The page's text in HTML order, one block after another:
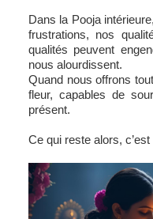
Dans la Pooja
frustrations, nos
qualités peuvent
nous alourdissent.
Quand nous offrons
fleur, capables de
présent.
Ce qui reste alors, c’est